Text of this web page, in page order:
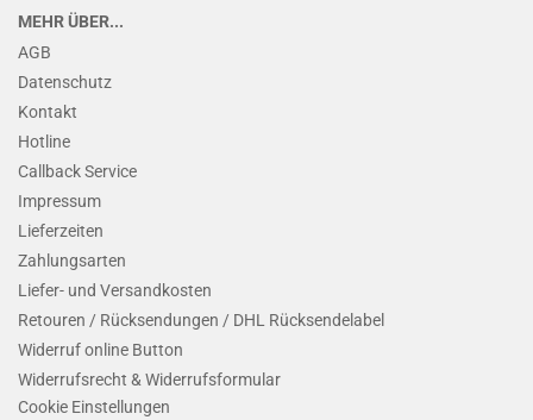
MEHR ÜBER...
AGB
Datenschutz
Kontakt
Hotline
Callback Service
Impressum
Lieferzeiten
Zahlungsarten
Liefer- und Versandkosten
Retouren / Rücksendungen / DHL Rücksendelabel
Widerruf online Button
Widerrufsrecht & Widerrufsformular
Cookie Einstellungen